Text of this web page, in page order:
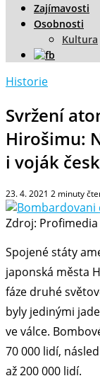
Zajímavosti
Osobnosti
Kultura
Historie
Svržení
Hirošimu:
i voják
23. 4. 2021 2 minuty
Zdroj: Profimedia
Spojené státy
japonská města
fáze druhé
byly jedinými
ve válce.
70 000 lidí,
až 200 000 lidí.